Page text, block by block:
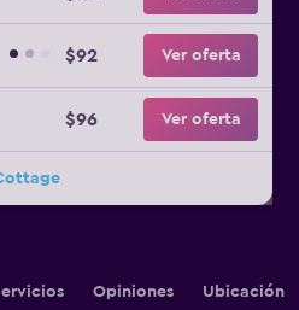
$92 Ver oferta
$96 Ver oferta
Opiniones Ubicación